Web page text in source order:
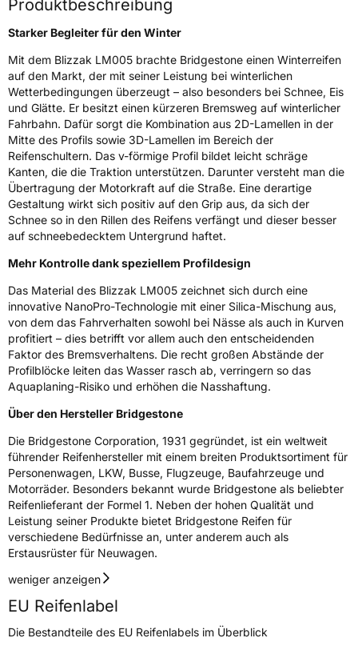
Rollgeräusch (dB)71
FahrzeugklasseC1
3PMSF / Schneeflockensymbol / Alpine-SymbolJa
EisgripNein
EPREL ID381997
Allgemeine Produktsicherheit (GPSR)
HerstellerkontaktBRIDGESTONE EU NV/SA, Via del Fosso del
Salceto 13/15 00128 Rome Italien,
Produktbeschreibung
Starker Begleiter für den Winter
Mit dem Blizzak LM005 brachte Bridgestone einen Winterreifen
auf den Markt, der mit seiner Leistung bei winterlichen
Wetterbedingungen überzeugt – also besonders bei Schnee, Eis
und Glätte. Er besitzt einen kürzeren Bremsweg auf winterlicher
Fahrbahn. Dafür sorgt die Kombination aus 2D-Lamellen in der
Mitte des Profils sowie 3D-Lamellen im Bereich der
Reifenschultern. Das v-förmige Profil bildet leicht schräge
Kanten, die die Traktion unterstützen. Darunter versteht man die
Übertragung der Motorkraft auf die Straße. Eine derartige
Gestaltung wirkt sich positiv auf den Grip aus, da sich der
Schnee so in den Rillen des Reifens verfängt und dieser besser
auf schneebedecktem Untergrund haftet.
Mehr Kontrolle dank speziellem Profildesign
Das Material des Blizzak LM005 zeichnet sich durch eine
innovative NanoPro-Technologie mit einer Silica-Mischung aus,
von dem das Fahrverhalten sowohl bei Nässe als auch in Kurven
profitiert – dies betrifft vor allem auch den entscheidenden
Faktor des Bremsverhaltens. Die recht großen Abstände der
Profilblöcke leiten das Wasser rasch ab, verringern so das
Aquaplaning-Risiko und erhöhen die Nasshaftung.
Über den Hersteller Bridgestone
Die Bridgestone Corporation, 1931 gegründet, ist ein weltweit
führender Reifenhersteller mit einem breiten Produktsortiment für
Personenwagen, LKW, Busse, Flugzeuge, Baufahrzeuge und
Motorräder. Besonders bekannt wurde Bridgestone als beliebter
Reifenlieferant der Formel 1. Neben der hohen Qualität und
Leistung seiner Produkte bietet Bridgestone Reifen für
verschiedene Bedürfnisse an, unter anderem auch als
Erstausrüster für Neuwagen.
weniger anzeigen
EU Reifenlabel
Die Bestandteile des EU Reifenlabels im Überblick